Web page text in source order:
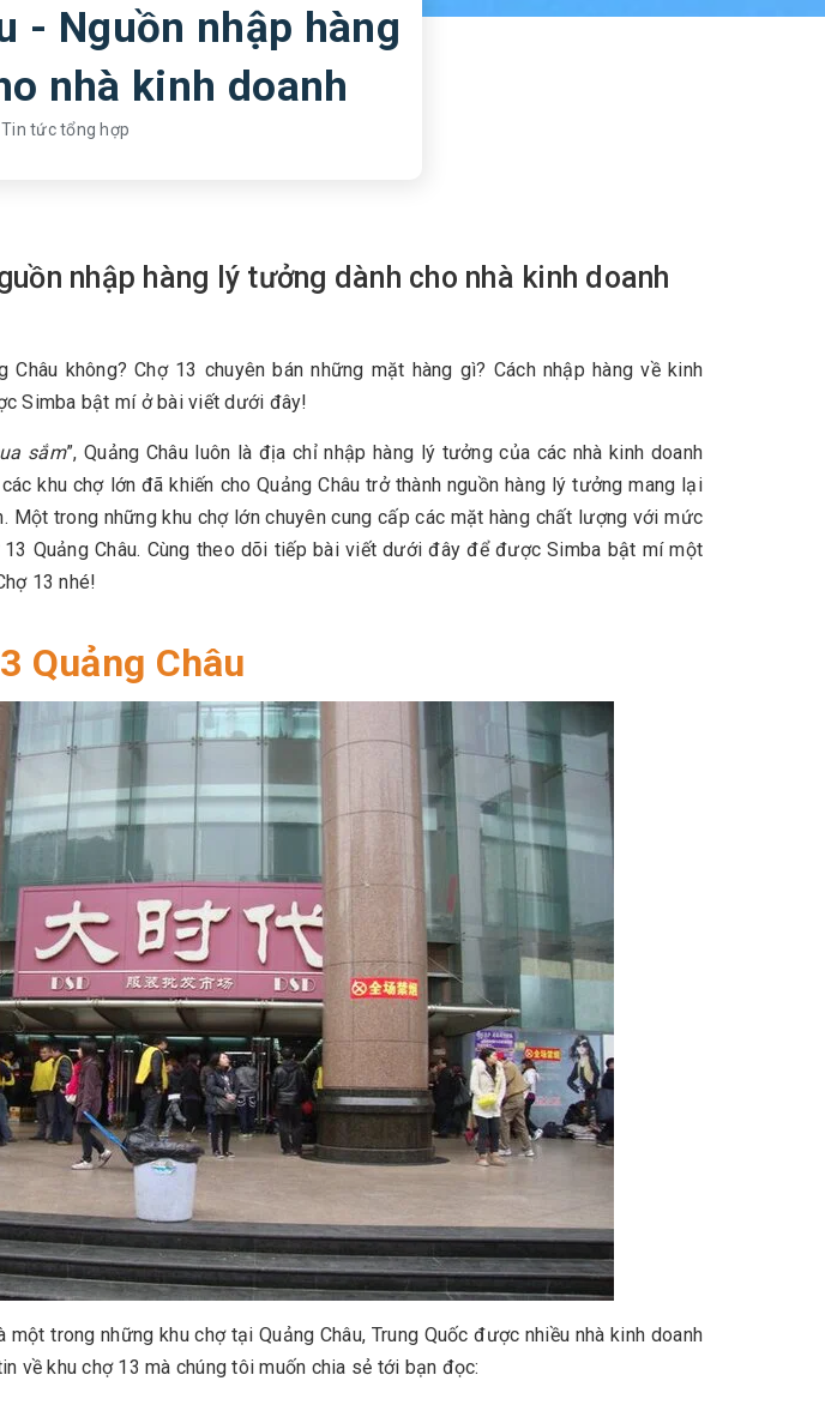
- Nguồn nhập hàng
nhà kinh doanh
Tin tức tổng hợp
nhập hàng lý tưởng dành cho nhà kinh doanh
Châu không? Chợ 13 chuyên bán những mặt hàng gì? Cách nhập hàng về kinh
Simba bật mí ở bài viết dưới đây!
sắm”, Quảng Châu luôn là địa chỉ nhập hàng lý tưởng của các nhà kinh doanh
khu chợ lớn đã khiến cho Quảng Châu trở thành nguồn hàng lý tưởng mang lại
Một trong những khu chợ lớn chuyên cung cấp các mặt hàng chất lượng với mức
Quảng Châu. Cùng theo dõi tiếp bài viết dưới đây để được Simba bật mí một
13 nhé!
Quảng Châu
một trong những khu chợ tại Quảng Châu, Trung Quốc được nhiều nhà kinh doanh
về khu chợ 13 mà chúng tôi muốn chia sẻ tới bạn đọc: